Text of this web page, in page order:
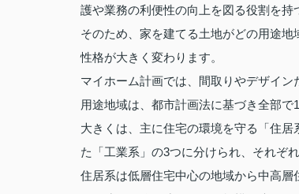
護や業務の利便性の向上を図る役割を持
そのため、家を建てる土地がどの用途
性格が大きく変わります。
マイホーム計画では、間取りやデザイン
用途地域は、都市計画法に基づき全部で
大きくは、主に住宅の環境を守る「住
た「工業系」の3つに分けられ、それぞ
住居系は低層住宅中心の地域から中高